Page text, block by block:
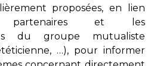
proposées, en lien
partenaires et les
du groupe mutualiste
…), pour informer